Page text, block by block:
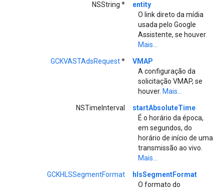
NSString *
entity
O link direto da mídia
usada pelo Google
Assistente, se houver.
Mais...
GCKVASTAdsRequest*
VMAP
A configuração da
solicitação VMAP, se
houver. Mais...
NSTimeInterval
startAbsoluteTime
É o horário da época,
em segundos, do
horário de início de uma
transmissão ao vivo.
Mais...
GCKHLSSegmentFormat
hlsSegmentFormat
O formato do